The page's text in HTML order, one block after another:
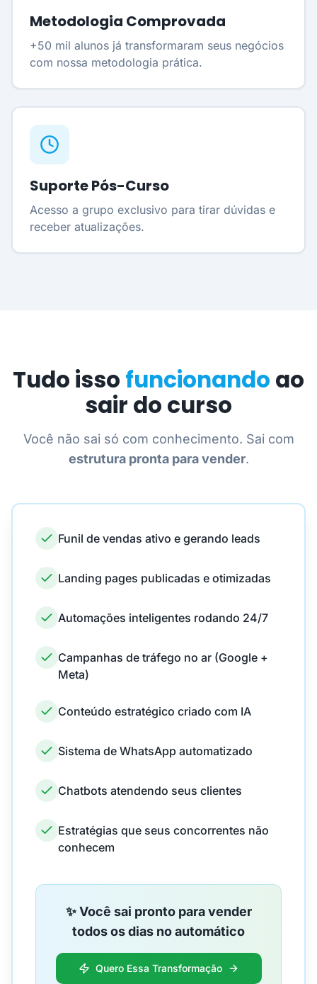
Metodologia Comprovada
+50 mil alunos já transformaram seus negócios
com nossa metodologia prática.
Suporte Pós-Curso
Acesso a grupo exclusivo para tirar dúvidas e
receber atualizações.
Tudo isso funcionando ao
sair do curso
Você não sai só com conhecimento. Sai com
estrutura pronta para vender.
Funil de vendas ativo e gerando leads
Landing pages publicadas e otimizadas
Automações inteligentes rodando 24/7
Campanhas de tráfego no ar (Google +
Meta)
Conteúdo estratégico criado com IA
Sistema de WhatsApp automatizado
Chatbots atendendo seus clientes
Estratégias que seus concorrentes não
conhecem
✨ Você sai pronto para vender
todos os dias no automático
Quero Essa Transformação